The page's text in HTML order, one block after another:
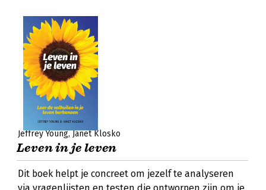
Jeffrey Young Janet Klosko
Leven in je leven
Dit boek helpt je concreet om jezelf te analyseren